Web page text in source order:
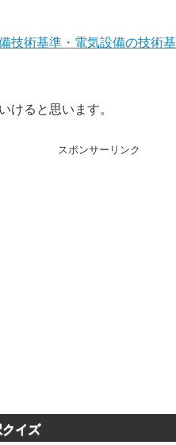
技術基準・電気設備の技術
けると思います。
スポンサーリンク
イズ